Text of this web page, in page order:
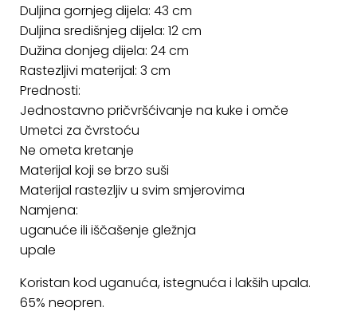
Duljina gornjeg dijela: 43 cm
Duljina središnjeg dijela: 12 cm
Dužina donjeg dijela: 24 cm
Rastezljivi materijal: 3 cm
Prednosti:
Jednostavno pričvršćivanje na kuke i omče
Umetci za čvrstoću
Ne ometa kretanje
Materijal koji se brzo suši
Materijal rastezljiv u svim smjerovima
Namjena:
uganuće ili iščašenje gležnja
upale
Koristan kod uganuća, istegnuća i lakših upala.
65% neopren.